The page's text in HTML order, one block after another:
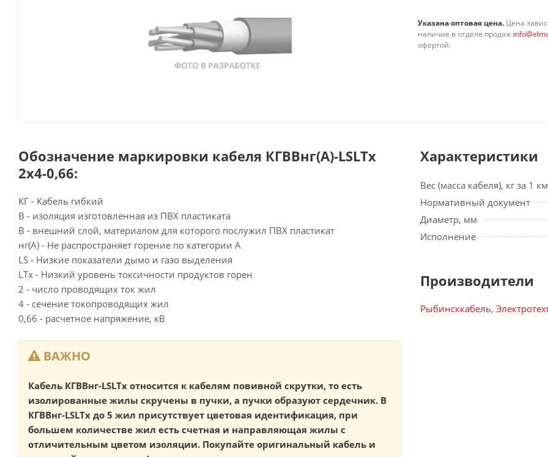
Указана оптовая цена. Цена
наличие в отделе продаж
офертой.
Обозначение маркировки кабеля КГВВнг(А)-LSLTx
2х4-0,66:
КГ - Кабель гибкий
В - изоляция изготовленная из ПВХ пластиката
В - внешний слой, материалом для которого послужил ПВХ пластикат
нг(А) - Не распространяет горение по категории А
LS - Низкие показатели дымо и газо выделения
LTx - Низкий уровень токсичности продуктов горен
2 - число проводящих ток жил
4 - сечение токопроводящих жил
0,66 - расчетное напряжение, кВ
ВАЖНО
Кабель КГВВнг-LSLTx относится к кабелям повивной скрутки, то есть
изолированные жилы скручены в пучки, а пучки образуют сердечник. В
КГВВнг-LSLTx до 5 жил присутствует цветовая идентификация, при
большем количестве жил есть счетная и направляющая жилы с
отличительным цветом изоляции. Покупайте оригинальный кабель и
Характеристики
Вес (масса кабеля), кг за 1 км
Нормативный документ
Диаметр, мм
Исполнение
Производители
Рыбинсккабель,